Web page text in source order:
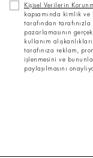
Kişisel Verilerin
kapsamında kimlik
tarafından
pazarlamasının
kullanım
tarafınıza reklam,
işlenmesini ve
paylaşılmasını